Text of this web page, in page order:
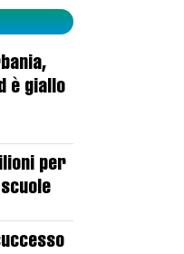
è giallo
per